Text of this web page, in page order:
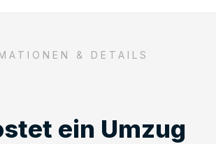
& DETAILS
ein Umzug